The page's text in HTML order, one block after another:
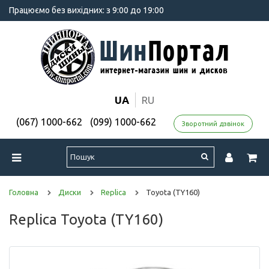
Працюємо без вихідних: з 9:00 до 19:00
UA RU
(067) 1000-662 (099) 1000-662 Зворотний дзвінок
Головна Диски Replica Toyota (TY160)
Replica Toyota (TY160)